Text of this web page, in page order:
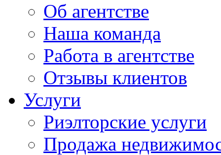
Об агентстве
Наша команда
Работа в агентстве
Отзывы клиентов
Услуги
Риэлторские услуги
Продажа